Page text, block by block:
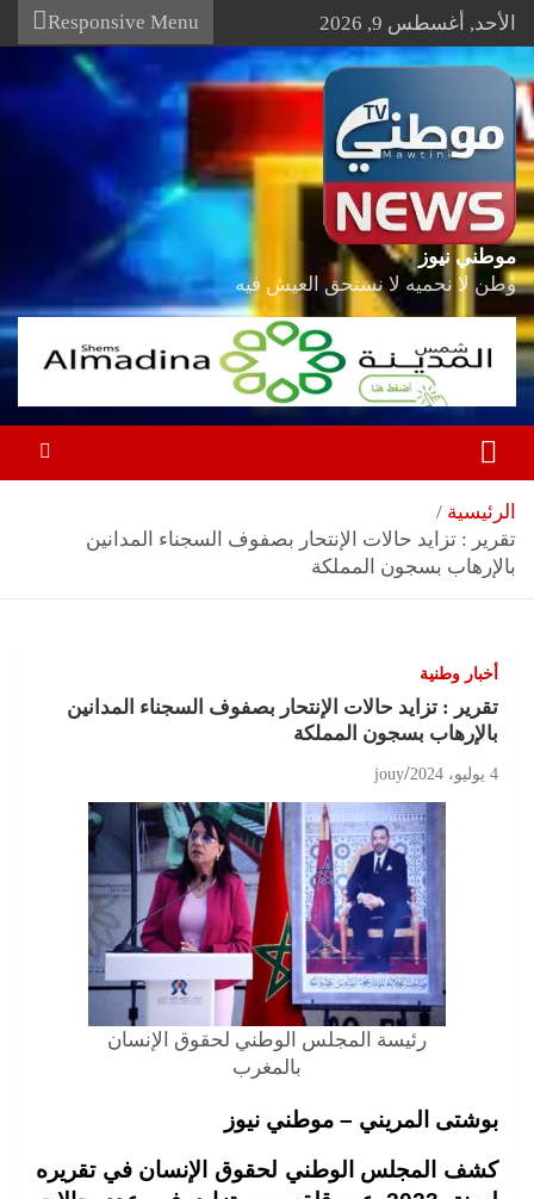
Skip
content
الأحد, أغسطس 9, 2026 Responsive Menu
موطني نيوز
وطن لا نحميه لا نستحق العيش فيه
الرئيسية
تقرير : تزايد حالات الإنتحار بصفوف السجناء المدانين
بالإرهاب بسجون المملكة
أخبار وطنية
تقرير : تزايد حالات الإنتحار بصفوف السجناء المدانين
بالإرهاب بسجون المملكة
4 يوليو، 2024 jouy
رئيسة المجلس الوطني لحقوق الإنسان
بالمغرب
بوشتى المريني – موطني نيوز
كشف المجلس الوطني لحقوق الإنسان في تقريره